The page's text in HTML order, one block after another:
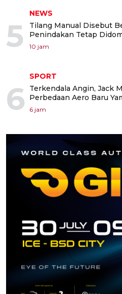
5
NEWS
Tilang Manual Disebut
Penindakan Tetap
10 jam
6
SPORT
Terkendala Angin, Jack
Perbedaan Aero Baru
6 jam